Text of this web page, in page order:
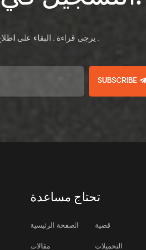
يرجى قراءة , البقاء على اطلاع , الاشتراك , ونحن نرحب بك لإخبارنا برأيك .
SUBSCRIBE
تحتاج مساعدة
الصفحة الرئيسية
مقالات
قضية
التحميلات